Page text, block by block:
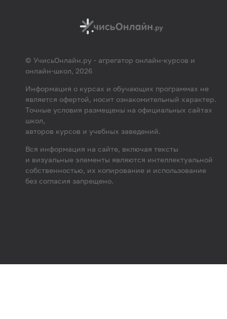
© УчисьОнлайн.ру - агрегатор онлайн-курсов и
онлайн-школ, 2026
Информация о курсах и обучающих программах не
является офертой, носит ознакомительный характер.
Точные условия размещены на официальных сайтах
школ,
авторов курсов и учебных заведений.
Вся информация на сайте, включая тексты
и визуальные элементы являются интеллектуальной
собственностью, их копирование и использование
без согласия запрещено.